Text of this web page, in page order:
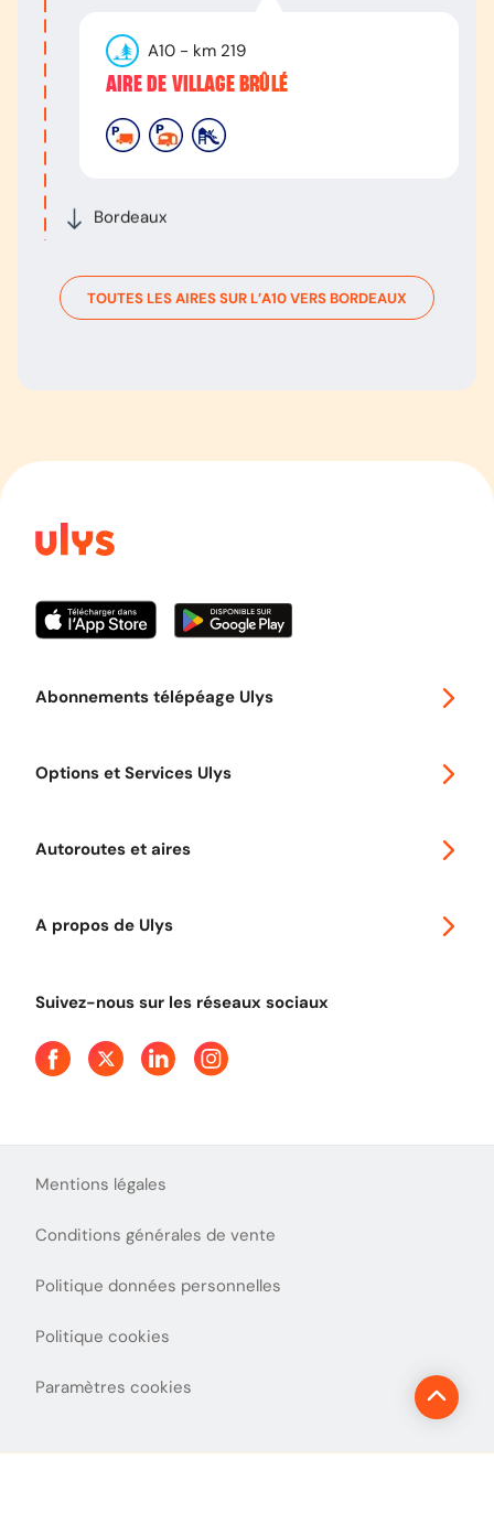
Bordeaux
A10 - km 219
AIRE DE VILLAGE BRÛLÉ
TOUTES LES AIRES SUR L’A10VERS BORDEAUX
Abonnements télépéage Ulys
Options et Services Ulys
Autoroutes et aires
A propos de Ulys
Presse
Suivez-nous sur les réseaux sociaux
Mentions légales
Conditions générales de vente
Politique données personnelles
Politique cookies
Paramètres cookies